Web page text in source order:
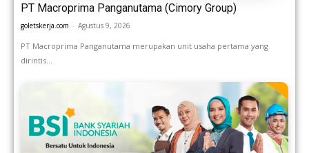
PT Macroprima Panganutama (Cimory Group)
goletskerja.com - Agustus 9, 2026
PT Macroprima Panganutama merupakan unit usaha pertama yang
dirintis...